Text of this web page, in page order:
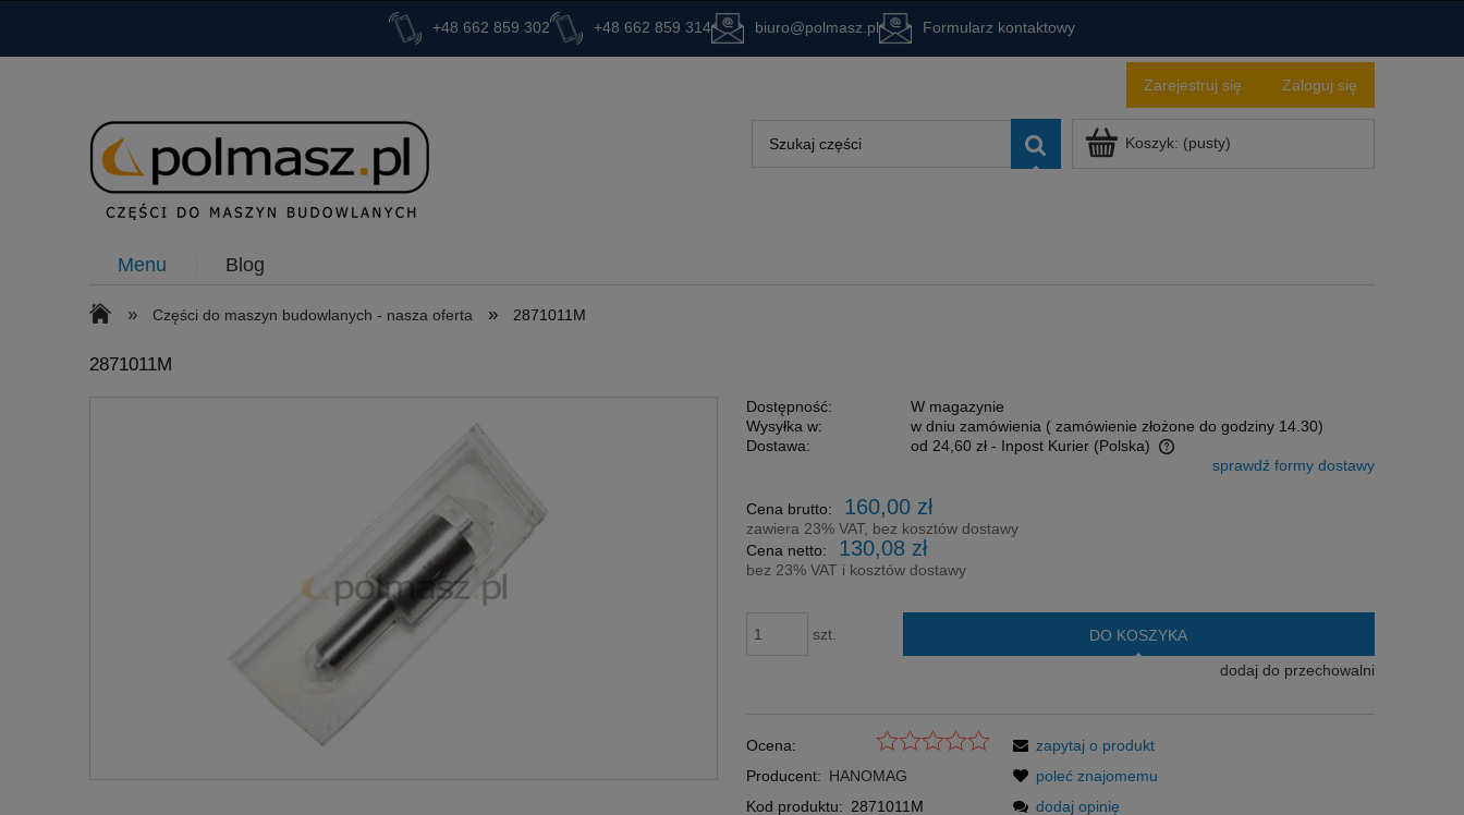
+48 662 859 302 +48 662 859 314 biuro@polmasz.pl Formularz kontaktowy
Zarejestruj się Zaloguj się
Koszyk: (pusty)
Menu Blog
» Części do maszyn budowlanych - nasza oferta » 2871011M
2871011M
Dostępność:
W magazynie
Wysyłka w:
w dniu zamówienia ( zamówienie złożone do godziny 14.30)
Dostawa:
od 24,60 zł - Inpost Kurier (Polska)
płatności
sprawdź formy dostawy
Cena brutto: 160,00 zł
zawiera 23% VAT, bez kosztów dostawy
Cena netto:
130,08 zł
bez 23% VAT i kosztów dostawy
szt.
DO KOSZYKA
dodaj do przechowalni
Ocena:
Producent: HANOMAG
Kod produktu: 2871011M
zapytaj o produkt
poleć znajomemu
dodaj opinię